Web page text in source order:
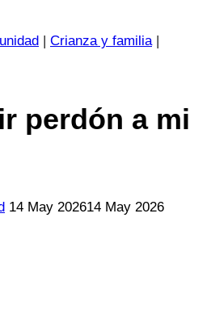
Crianza y familia|
perdón a mi
14 May 202614 May 2026